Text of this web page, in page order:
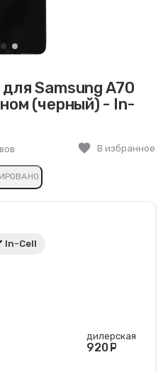
Samsung A70
(черный) - In-
favorite В избранное
In-Cell
дилерская
920